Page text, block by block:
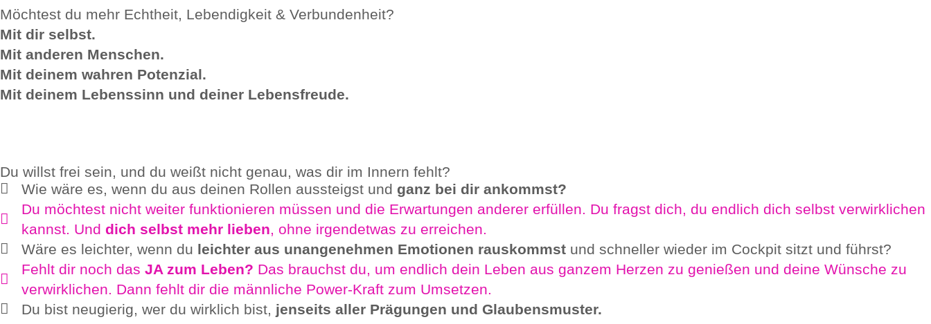
Möchtest du mehr Echtheit, Lebendigkeit & Verbundenheit?
Mit dir selbst.
Mit anderen Menschen.
Mit deinem wahren Potenzial.
Mit deinem Lebenssinn und deiner Lebensfreude.
Du willst frei sein, und du weißt nicht genau, was dir im Innern fehlt?
Wie wäre es, wenn du aus deinen Rollen aussteigst und ganz bei dir ankommst?
Du möchtest nicht weiter funktionieren müssen und die Erwartungen anderer erfüllen. Du fragst dich, du endlich dich selbst verwirklichen
kannst. Unddich selbst mehr lieben, ohne irgendetwas zu erreichen.
Wäre es leichter, wenn du leichter aus unangenehmen Emotionen rauskommst und schneller wieder im Cockpit sitzt und führst?
Fehlt dir noch dasJA zum Leben? Das brauchst du, um endlich dein Leben aus ganzem Herzen zu genießen und deine Wünsche zu
verwirklichen. Dann fehlt dir die männliche Power-Kraft zum Umsetzen.
Du bist neugierig, wer du wirklich bist, jenseits aller Prägungen und Glaubensmuster.